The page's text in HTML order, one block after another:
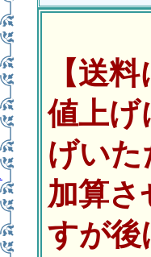
【送
値上げ
げいた
加算さ
すが後